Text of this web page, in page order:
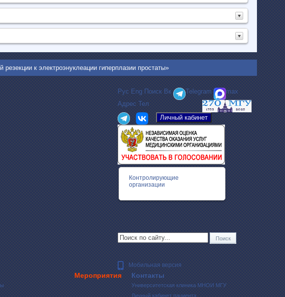
к электроэнуклеации гиперплазии простаты»
Рус Eng Поиск Вк Telegram
max
Адрес Тел
Контролирующие
организации
Мобильная версия
Мероприятия Контакты
Университетская клиника МНОИ МГУ
Личный кабинет пациента